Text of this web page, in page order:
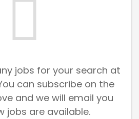
jobs for your search at
can subscribe on the
and we will email you
jobs are available.